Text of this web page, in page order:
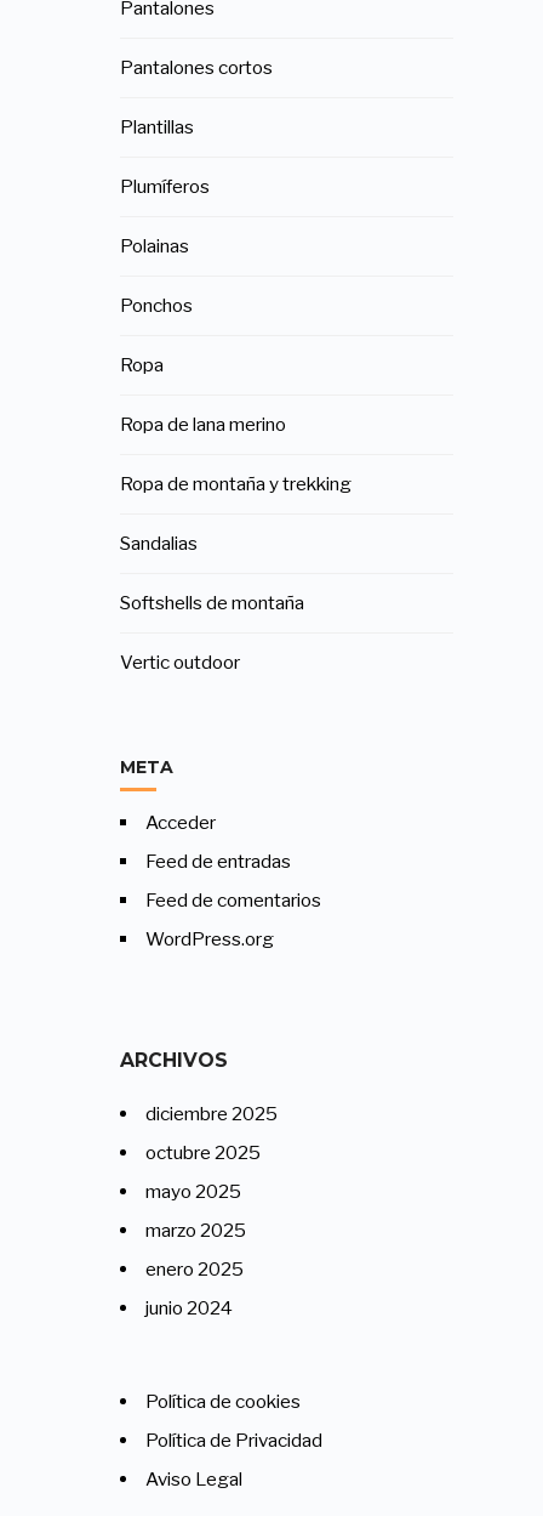
Pantalones
Pantalones cortos
Plantillas
Plumíferos
Polainas
Ponchos
Ropa
Ropa de lana merino
Ropa de montaña y trekking
Sandalias
Softshells de montaña
Vertic outdoor
META
Acceder
Feed de entradas
Feed de comentarios
WordPress.org
ARCHIVOS
diciembre 2025
octubre 2025
mayo 2025
marzo 2025
enero 2025
junio 2024
Política de cookies
Política de Privacidad
Aviso Legal